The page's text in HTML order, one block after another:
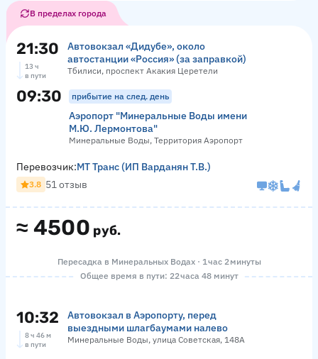
В пределах города
21:30
Автовокзал «Дидубе», около
автостанции «Россия» (за заправкой)
Тбилиси, проспект Акакия Церетели
13 ч
в пути
09:30 прибытие на след. день
Аэропорт "Минеральные Воды имени
М.Ю. Лермонтова"
Минеральные Воды, Территория Аэропорт
≈ 4500 руб.
Перевозчик:МТ Транс (ИП Варданян Т.В.)
3.8 51 отзыв
Пересадка в Минеральных Водах · 1 час 2 минуты
Общее время в пути: 22 часа 48 минут
10:32
Автовокзал в Аэропорту, перед
выездными шлагбаумами налево
Минеральные Воды, улица Советская, 148А
8 ч 46 м
в пути